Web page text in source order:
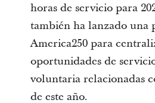
horas de servicio para
también ha lanzado una
America250 para
oportunidades de
voluntaria relacionadas
de este año.